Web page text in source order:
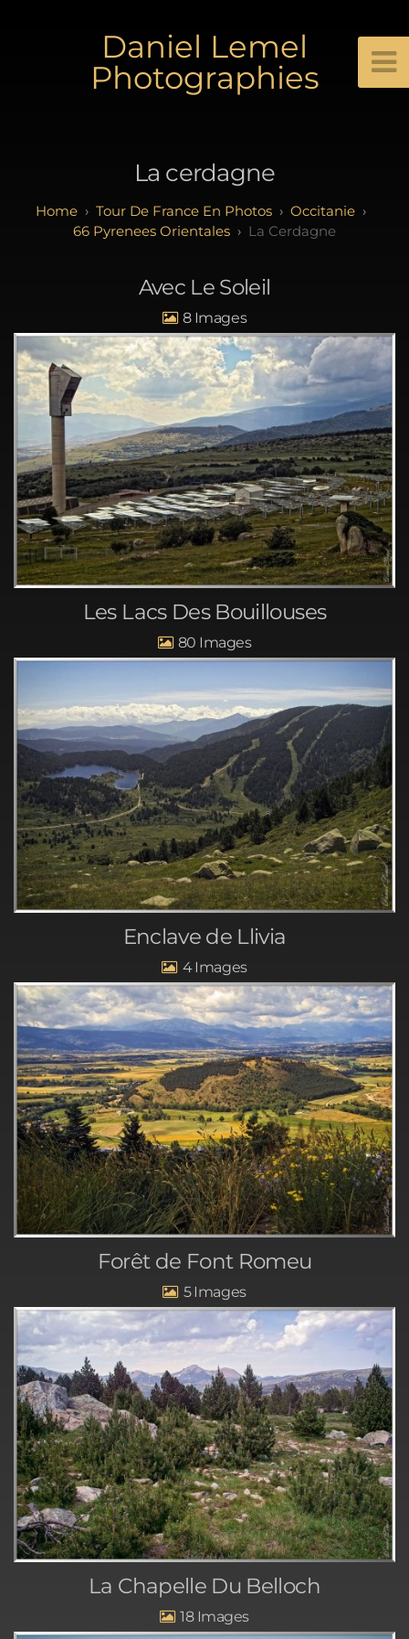
Daniel Lemel
Photographies
La cerdagne
Tour De France En Photos
Occitanie
66 Pyrenees Orientales
La Cerdagne
Avec Le Soleil
8
Les Lacs Des Bouillouses
80
Enclave de Llivia
4
Forêt de Font Romeu
5
La Chapelle Du Belloch
18